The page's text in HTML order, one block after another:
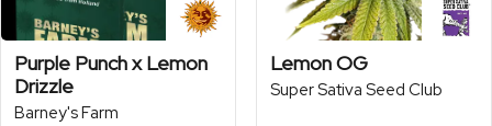
Purple Punch x Lemon
Drizzle
Barney's Farm
Lemon OG
Super Sativa Seed Club